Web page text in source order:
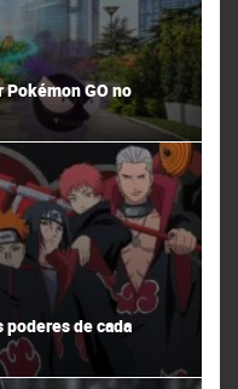
Pokémon GO no
de cada